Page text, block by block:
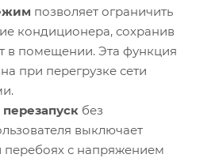
позволяет ограничить
кондиционера, сохранив
в помещении. Эта функция
при перегрузке сети
без
выключает
с напряжением